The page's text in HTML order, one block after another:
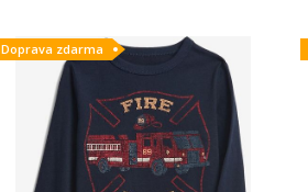
Detail produktu
Doprava zdarma